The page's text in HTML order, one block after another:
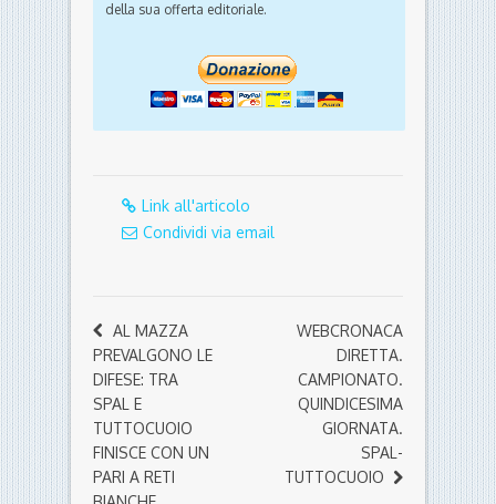
della sua offerta editoriale.
Link all'articolo
Condividi via email
AL MAZZA
PREVALGONO LE
DIFESE: TRA
SPAL E
TUTTOCUOIO
FINISCE CON UN
PARI A RETI
WEBCRONACA
DIRETTA.
CAMPIONATO.
QUINDICESIMA
GIORNATA.
SPAL-
TUTTOCUOIO